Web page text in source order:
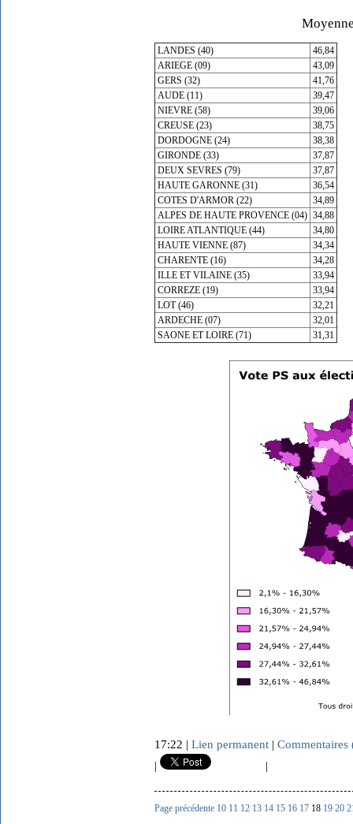
LANDES (40)
46,84
ARIEGE (09)
43,09
GERS (32)
41,76
AUDE (11)
39,47
NIEVRE (58)
39,06
CREUSE (23)
38,75
DORDOGNE (24)
38,38
GIRONDE (33)
37,87
DEUX SEVRES (79)
37,87
HAUTE GARONNE (31)
36,54
COTES D'ARMOR (22)
34,89
ALPES DE HAUTE PROVENCE (04) 34,88
LOIRE ATLANTIQUE (44)
34,80
HAUTE VIENNE (87)
34,34
CHARENTE (16)
34,28
ILLE ET VILAINE (35)
33,94
CORREZE (19)
33,94
LOT (46)
32,21
ARDECHE (07)
32,01
SAONE ET LOIRE (71)
31,31
17:22 | Lien permanent | Commentaires
|
|
Page précédente 10 11 12 13 14 15 16 17 18 19 20